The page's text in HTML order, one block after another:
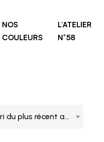
NOS
COULEURS
L’ATELIER
N°58
Tri du plus récent au plus ancien